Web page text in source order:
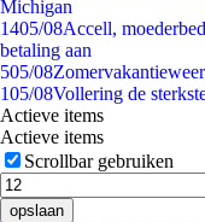
Michigan
1405/08Accell,
betaling aan
505/08
105/08Vollering de
Actieve items
Actieve items
Scrollbar gebruiken
opslaan